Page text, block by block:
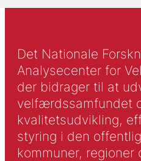
Det Nationale
Analysecenter for
der bidrager til at
velfærdssamfundet
kvalitetsudvikling,
styring i den
kommuner, regioner